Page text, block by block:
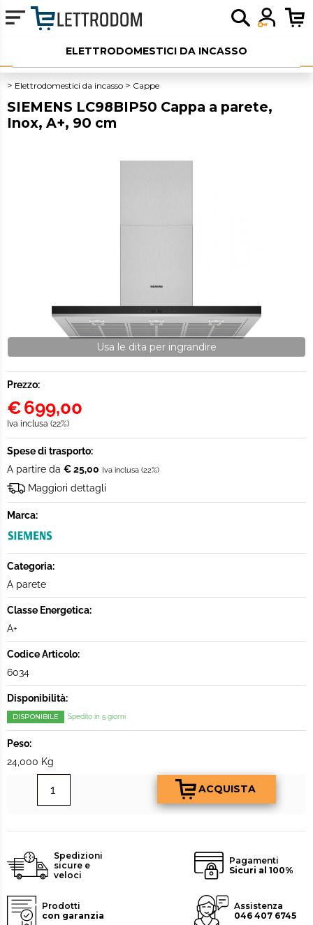
ELETTRODOMESTICI DA INCASSO
ELETTRODOMESTICI LIBERA INSTALLAZIONE
PICCOLI ELETTRODOMESTICI
Elettrodomestici da incasso Cappe
SIEMENS LC98BIP50 Cappa a parete,
Inox, A+, 90 cm
Usa le dita per ingrandire
Prezzo:
€699,00
Iva inclusa (22%)
Spese di trasporto:
A partire da € 25,00 Iva inclusa (22%)
Maggiori dettagli
Marca:
Categoria:
A parete
Classe Energetica:
A+
Codice Articolo:
6034
Disponibilità:
DISPONIBILE Spedito in 5 giorni
Peso:
24,000 Kg
Spedizioni
sicure e
veloci
Pagamenti
Sicuri al 100%
Prodotti
con garanzia
Assistenza
046 407 6745